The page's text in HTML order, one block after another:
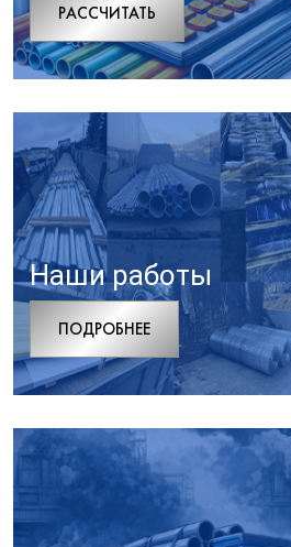
РАCСЧИТАТЬ
Наши работы
ПОДРОБНЕЕ